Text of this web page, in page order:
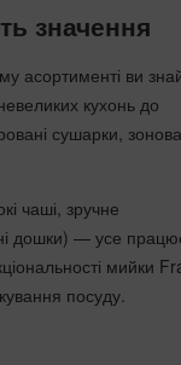
значення
асортименті ви
кухонь до
сушарки,
чаші, зручне
дошки) — усе
мийки
посуду.